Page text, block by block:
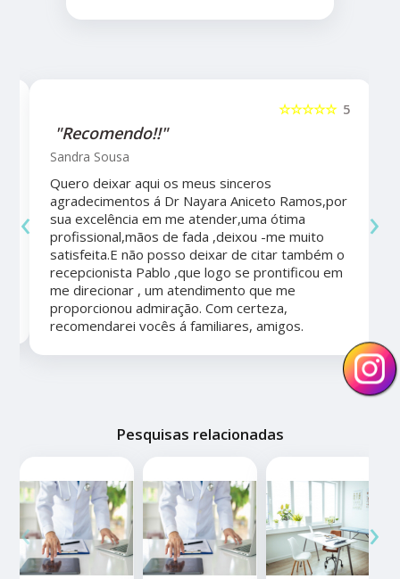
5
☆☆☆☆☆
"Recomendo!!"
Sandra Sousa
Quero deixar aqui os meus sinceros
agradecimentos á Dr Nayara Aniceto Ramos,por
sua excelência em me atender,uma ótima
profissional,mãos de fada ,deixou -me muito
satisfeita.E não posso deixar de citar também o
recepcionista Pablo ,que logo se prontificou em
me direcionar , um atendimento que me
proporcionou admiração. Com certeza,
recomendarei vocês á familiares, amigos.
‹ ›
Pesquisas relacionadas
‹ ›